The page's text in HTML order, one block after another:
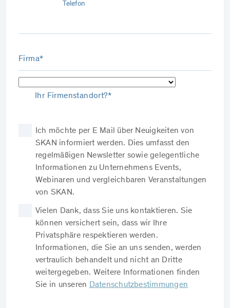
Telefon
Firma*
Ihr Firmenstandort?*
Ich möchte per E Mail über Neuigkeiten von
SKAN informiert werden. Dies umfasst den
regelmäßigen Newsletter sowie gelegentliche
Informationen zu Unternehmens Events,
Webinaren und vergleichbaren Veranstaltungen
von SKAN.
Vielen Dank, dass Sie uns kontaktieren. Sie
können versichert sein, dass wir Ihre
Privatsphäre respektieren werden.
Informationen, die Sie an uns senden, werden
vertraulich behandelt und nicht an Dritte
weitergegeben. Weitere Informationen finden
Sie in unseren Datenschutzbestimmungen